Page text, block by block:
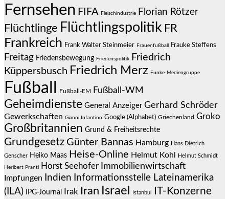
Fernsehen FIFA Fleischindustrie Florian Rötzer
Flüchtlinge Flüchtlingspolitik FR
Frankreich Frank Walter Steinmeier Frauenfußball Frauke Steffens
Freitag Friedensbewegung Friedenspolitik
Friedrich
Küppersbusch Friedrich Merz Funke-Mediengruppe
Fußball Fußball-EM Fußball-WM
Geheimdienste General Anzeiger Gerhard Schröder
Gewerkschaften Gianni Infantino Google (Alphabet) Griechenland Groko
Großbritannien Grund & Freiheitsrechte
Grundgesetz Günter Bannas Hamburg Hans Dietrich
Genscher Heiko Maas Heise-Online Helmut Kohl Helmut Schmidt
Heribert Prantl Horst Seehofer Immobilienwirtschaft
Impfungen Indien Informationsstelle Lateinamerika
(ILA)
IPG-Journal Irak Iran Israel Istanbul IT-Konzerne